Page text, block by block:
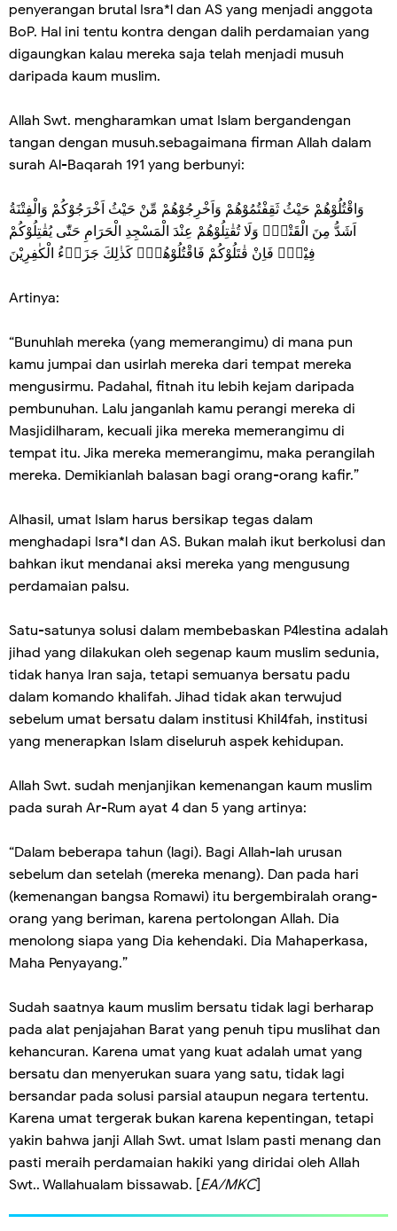
penyerangan brutal Isra*l dan AS yang menjadi anggota
BoP. Hal ini tentu kontra dengan dalih perdamaian yang
digaungkan kalau mereka saja telah menjadi musuh
daripada kaum muslim.
Allah Swt. mengharamkan umat Islam bergandengan
tangan dengan musuh.sebagaimana firman Allah dalam
surah Al-Baqarah 191 yang berbunyi:
وَاقْتُلُوْهُمْ حَيْثُ ثَقِفْتُمُوْهُمْ وَاَخْرِجُوْهُمْ مِّنْ حَيْثُ اَخْرَجُوْكُمْ وَالْفِتْنَةُ
اَشَدُّ مِنَ الْقَتْلِۚ وَلَا تُقٰتِلُوْهُمْ عِنْدَ الْمَسْجِدِ الْحَرَامِ حَتّٰى يُقٰتِلُوْكُمْ
فِيْهِۚ فَاِنْ قٰتَلُوْكُمْ فَاقْتُلُوْهُمْۗ كَذٰلِكَ جَزَاۤءُ الْكٰفِرِيْنَ
Artinya:
“Bunuhlah mereka (yang memerangimu) di mana pun
kamu jumpai dan usirlah mereka dari tempat mereka
mengusirmu. Padahal, fitnah itu lebih kejam daripada
pembunuhan. Lalu janganlah kamu perangi mereka di
Masjidilharam, kecuali jika mereka memerangimu di
tempat itu. Jika mereka memerangimu, maka perangilah
mereka. Demikianlah balasan bagi orang-orang kafir.”
Alhasil, umat Islam harus bersikap tegas dalam
menghadapi Isra*l dan AS. Bukan malah ikut berkolusi dan
bahkan ikut mendanai aksi mereka yang mengusung
perdamaian palsu.
Satu-satunya solusi dalam membebaskan P4lestina adalah
jihad yang dilakukan oleh segenap kaum muslim sedunia,
tidak hanya Iran saja, tetapi semuanya bersatu padu
dalam komando khalifah. Jihad tidak akan terwujud
sebelum umat bersatu dalam institusi Khil4fah, institusi
yang menerapkan Islam diseluruh aspek kehidupan.
Allah Swt. sudah menjanjikan kemenangan kaum muslim
pada surah Ar-Rum ayat 4 dan 5 yang artinya:
“Dalam beberapa tahun (lagi). Bagi Allah-lah urusan
sebelum dan setelah (mereka menang). Dan pada hari
(kemenangan bangsa Romawi) itu bergembiralah orang-
orang yang beriman, karena pertolongan Allah. Dia
menolong siapa yang Dia kehendaki. Dia Mahaperkasa,
Maha Penyayang.”
Sudah saatnya kaum muslim bersatu tidak lagi berharap
pada alat penjajahan Barat yang penuh tipu muslihat dan
kehancuran. Karena umat yang kuat adalah umat yang
bersatu dan menyerukan suara yang satu, tidak lagi
bersandar pada solusi parsial ataupun negara tertentu.
Karena umat tergerak bukan karena kepentingan, tetapi
yakin bahwa janji Allah Swt. umat Islam pasti menang dan
pasti meraih perdamaian hakiki yang diridai oleh Allah
Swt.. Wallahualam bissawab. [EA/MKC]